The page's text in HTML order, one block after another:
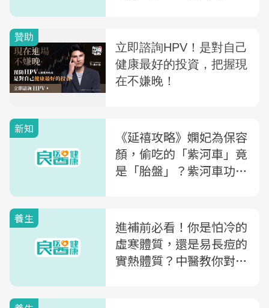
新知
《延禧攻略》嫻妃為保容
顏，偷吃的「紫河車」竟
是「胎盤」？紫河車功
養生
進補前必看！你是怕冷的
虛寒體質，還是易長痘的
實熱體質？中醫教你對症